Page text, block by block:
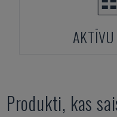
Produkti, kas